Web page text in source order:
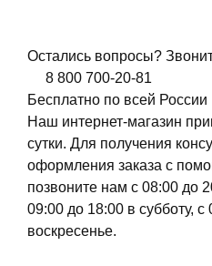
Остались вопросы?
8 800 700-20-81
Бесплатно по всей России
Наш интернет-магазин
сутки. Для получения
оформления заказа с
позвоните нам с 08:00 до
09:00 до 18:00 в субботу, с
воскресенье.